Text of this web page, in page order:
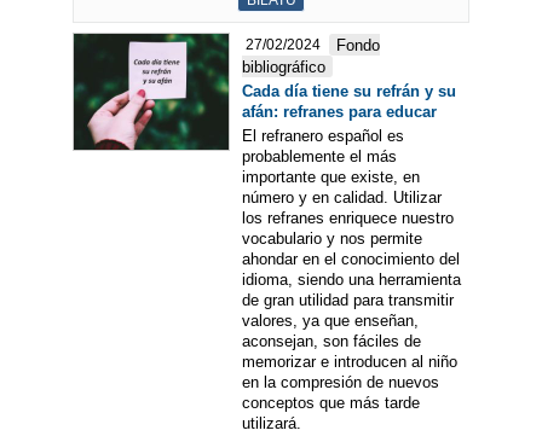
27/02/2024
Fondo
bibliográfico
Cada día tiene su refrán y su
afán: refranes para educar
El refranero español es
probablemente el más
importante que existe, en
número y en calidad. Utilizar
los refranes enriquece nuestro
vocabulario y nos permite
ahondar en el conocimiento del
idioma, siendo una herramienta
de gran utilidad para transmitir
valores, ya que enseñan,
aconsejan, son fáciles de
memorizar e introducen al niño
en la compresión de nuevos
conceptos que más tarde
utilizará.